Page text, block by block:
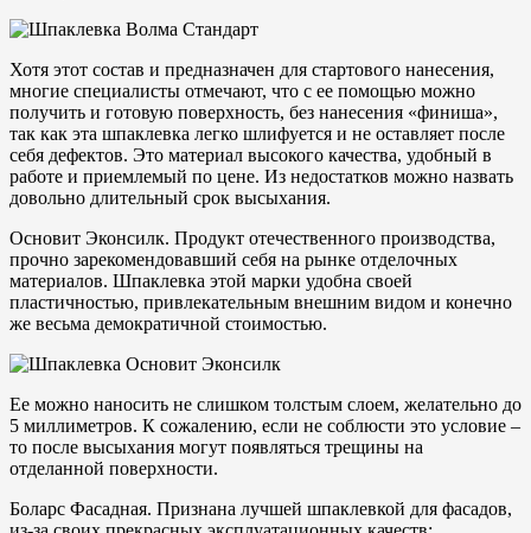
Хотя этот состав и предназначен для стартового нанесения,
многие специалисты отмечают, что с ее помощью можно
получить и готовую поверхность, без нанесения «финиша»,
так как эта шпаклевка легко шлифуется и не оставляет после
себя дефектов. Это материал высокого качества, удобный в
работе и приемлемый по цене. Из недостатков можно назвать
довольно длительный срок высыхания.
Основит Эконсилк. Продукт отечественного производства,
прочно зарекомендовавший себя на рынке отделочных
материалов. Шпаклевка этой марки удобна своей
пластичностью, привлекательным внешним видом и конечно
же весьма демократичной стоимостью.
Ее можно наносить не слишком толстым слоем, желательно до
5 миллиметров. К сожалению, если не соблюсти это условие –
то после высыхания могут появляться трещины на
отделанной поверхности.
Боларс Фасадная. Признана лучшей шпаклевкой для фасадов,